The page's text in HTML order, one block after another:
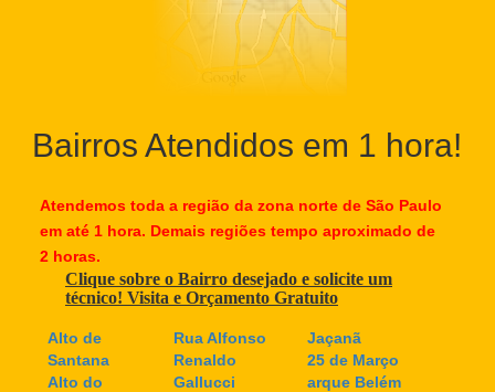
Bairros Atendidos em 1 hora!
Atendemos toda a região da zona norte de São Paulo
em até 1 hora. Demais regiões tempo aproximado de
2 horas.
Clique sobre o Bairro desejado e solicite um
técnico! Visita e Orçamento Gratuito
Alto de
Santana
Alto do
Rua Alfonso
Renaldo
Gallucci
Jaçanã
25 de Março
arque Belém